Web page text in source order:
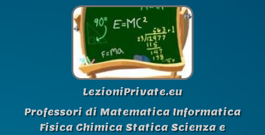
LezioniPrivate.eu
Professori di Matematica Informatica
Fisica Chimica Statica Scienza e